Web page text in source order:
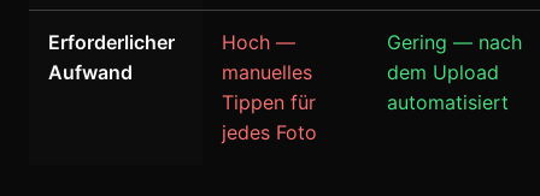
Erforderlicher
Aufwand
Hoch —
manuelles
Tippen für
jedes Foto
Gering — nach
dem Upload
automatisiert